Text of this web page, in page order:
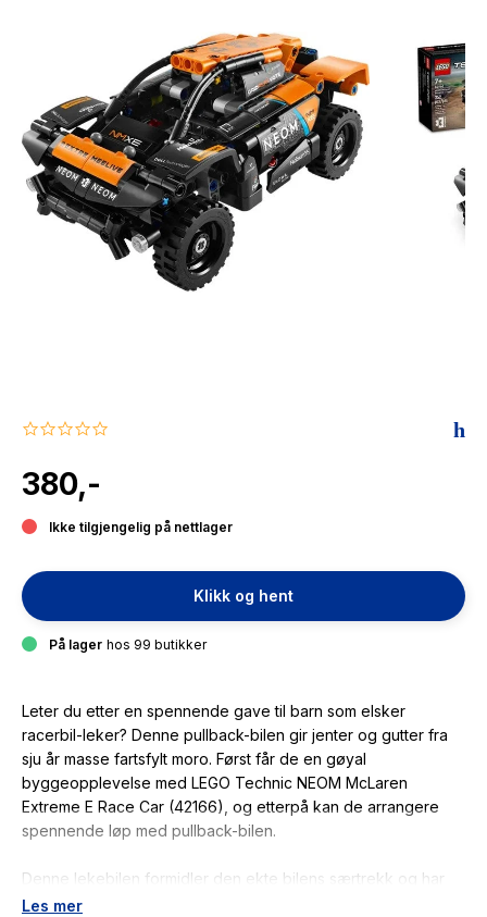
Hypopressiv trening
The Housemaid
0.0
rating
380,-
Ikke tilgjengelig på nettlager
Klikk og hent
På lager hos 99 butikker
Leter du etter en spennende gave til barn som elsker
racerbil-leker? Denne pullback-bilen gir jenter og gutter fra
sju år masse fartsfylt moro. Først får de en gøyal
byggeopplevelse med LEGO Technic NEOM McLaren
Extreme E Race Car (42166), og etterpå kan de arrangere
spennende løp med pullback-bilen.
Denne lekebilen formidler den ekte bilens særtrekk og har
blant annet digre terrengdekk, en iøynefallende fargedesign
Les mer